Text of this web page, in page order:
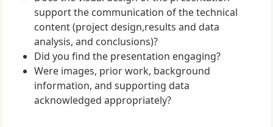
support the communication of the technical
content (project design,results and data
analysis, and conclusions)?
Did you find the presentation engaging?
Were images, prior work, background
information, and supporting data
acknowledged appropriately?